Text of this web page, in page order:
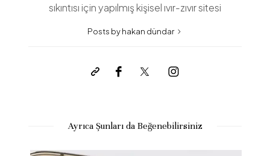
sıkıntısı için yapılmış kişisel ıvır-zıvır sitesi
Posts by hakan dündar
Ayrıca Şunları da Beğenebilirsiniz